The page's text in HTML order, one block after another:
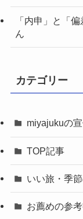
「内申」と「
ん
カテゴリー
miyajukuの
TOP記事
いい旅・季
お薦めの参